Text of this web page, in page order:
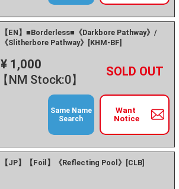
【EN】■Borderless■《Darkbore Pathway》/
《Slitherbore Pathway》[KHM-BF]
¥ 1,000
【NM Stock:0】
－ +
Want
Notice
Same Name
Search
【JP】【Foil】《Reflecting Pool》[CLB]